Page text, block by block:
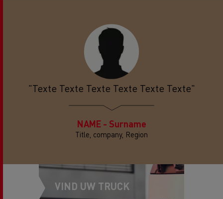
"Texte Texte Texte Texte Texte Texte"
NAME - Surname
Title, company, Region
VIND UW TRUCK